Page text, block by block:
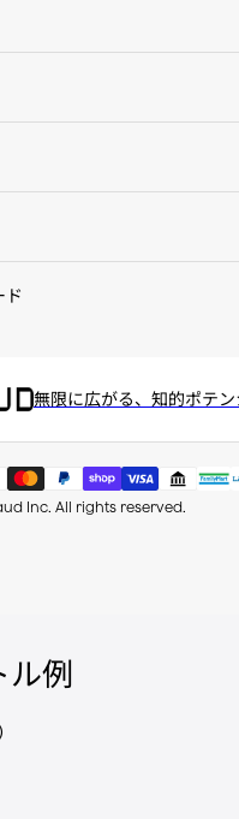
ド
無限に広がる、知的ポテ
Inc. All rights reserved.
例